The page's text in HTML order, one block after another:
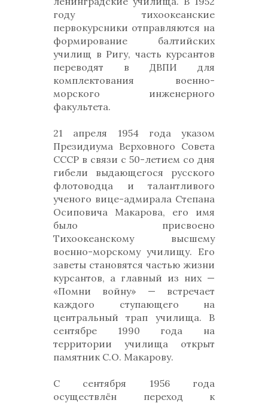
году тихоокеанские
первокурсники отправляются на
формирование балтийских
училищ в Ригу, часть курсантов
переводят в ДВПИ для
комплектования военно-
морского инженерного
факультета.
21 апреля 1954 года указом
Президиума Верховного Совета
СССР в связи с 50-летием со дня
гибели выдающегося русского
флотоводца и талантливого
ученого вице-адмирала Степана
Осиповича Макарова, его имя
было присвоено
Тихоокеанскому высшему
военно-морскому училищу. Его
заветы становятся частью жизни
курсантов, а главный из них —
«Помни войну» — встречает
каждого ступающего на
центральный трап училища. В
сентябре 1990 года на
территории училища открыт
памятник С.О. Макарову.
С сентября 1956 года
осуществлён переход к